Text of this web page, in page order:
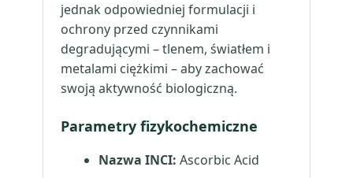
jednak odpowiedniej formulacji i
ochrony przed czynnikami
degradującymi – tlenem, światłem i
metalami ciężkimi – aby zachować
swoją aktywność biologiczną.
Parametry fizykochemiczne
Nazwa INCI: Ascorbic Acid